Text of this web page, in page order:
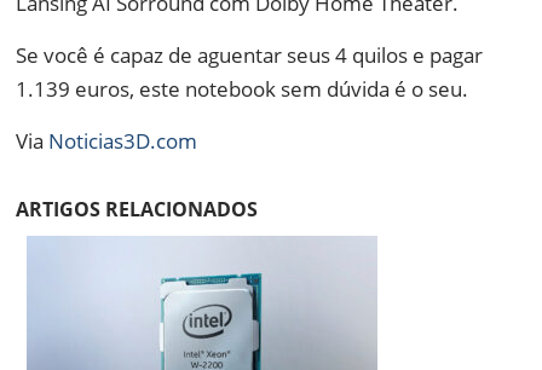
Se você é capaz de aguentar seus 4 quilos e pagar
1.139 euros, este notebook sem dúvida é o seu.
Via Noticias3D.com
ARTIGOS RELACIONADOS